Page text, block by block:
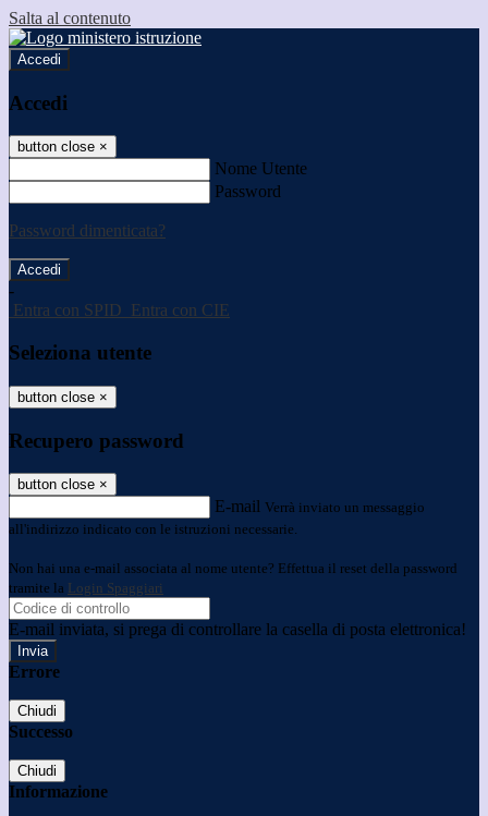
Salta al contenuto
Accedi
Accedi
button close ×
Nome Utente
Password
Password dimenticata?
-
Entra con SPID Entra con CIE
Seleziona utente
button close ×
Recupero password
button close ×
E-mail Verrà inviato un messaggio
all'indirizzo indicato con le istruzioni necessarie.
Non hai una e-mail associata al nome utente? Effettua il reset della password
tramite la Login Spaggiari
E-mail inviata, si prega di controllare la casella di posta elettronica!
Errore
Chiudi
Successo
Chiudi
Informazione